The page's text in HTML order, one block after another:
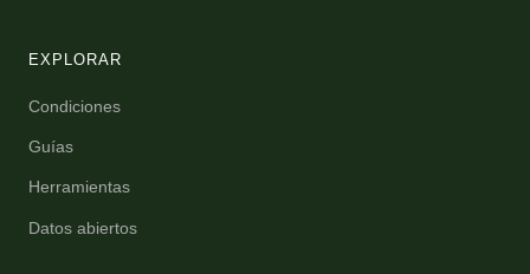
EXPLORAR
Condiciones
Guías
Herramientas
Datos abiertos